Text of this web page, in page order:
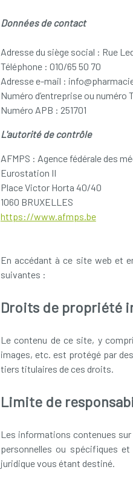
Données de contact
Adresse du siège social : Rue
Téléphone : 010/65 50 70
Adresse e-mail :
Numéro d’entreprise ou numéro
Numéro APB : 251701
L'autorité de contrôle
AFMPS : Agence fédérale des
Eurostation II
Place Victor Horta 40/40
1060 BRUXELLES
https://www.afmps.be
En accédant à ce site web et
suivantes :
Droits de propriété
Le contenu de ce site, y
images, etc. est protégé par
tiers titulaires de ces droits.
Limite de
Les informations contenues
personnelles ou spécifiques
juridique vous étant destiné.